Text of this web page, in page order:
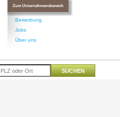
Zum Unternehmensbereich
Bewerbung
Jobs
Über uns